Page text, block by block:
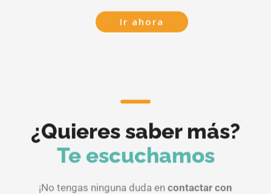
Ir ahora
¿Quieres saber más?
Te escuchamos
¡No tengas ninguna duda en contactar con